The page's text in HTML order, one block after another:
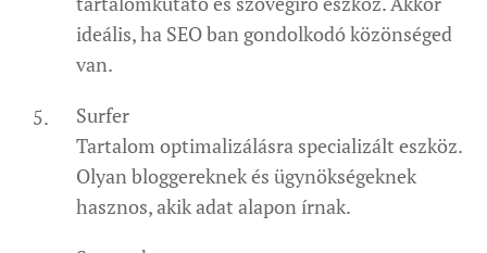
ideális, ha SEO ban gondolkodó közönséged
van.
Surfer
Tartalom optimalizálásra specializált eszköz.
Olyan bloggereknek és ügynökségeknek
hasznos, akik adat alapon írnak.